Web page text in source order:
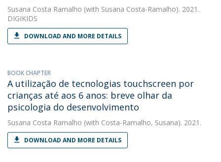
Susana Costa Ramalho (with Susana Costa-Ramalho). 2021.
DIGIKIDS
DOWNLOAD AND MORE DETAILS
BOOK CHAPTER
A utilização de tecnologias touchscreen por
crianças até aos 6 anos: breve olhar da
psicologia do desenvolvimento
Susana Costa Ramalho (with Costa-Ramalho, Susana). 2021.
DOWNLOAD AND MORE DETAILS